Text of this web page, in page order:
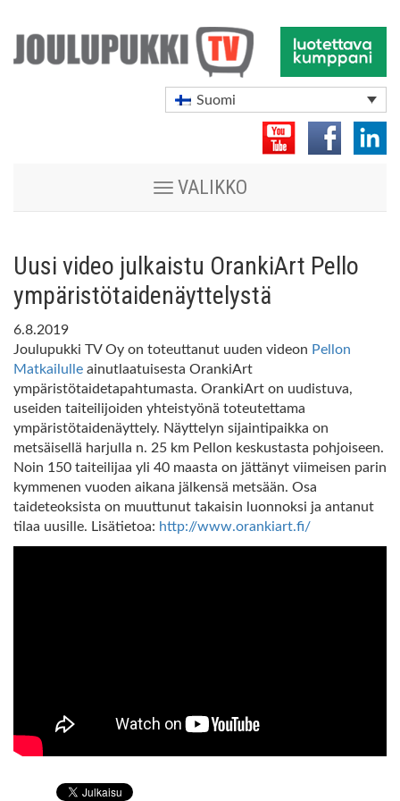
Suomi
VaihdaVALIKKO
Uusi video julkaistu OrankiArt Pello
ympäristötaidenäyttelystä
6.8.2019
Joulupukki TV Oy on toteuttanut uuden videon Pellon
Matkailulle ainutlaatuisesta OrankiArt
ympäristötaidetapahtumasta. OrankiArt on uudistuva,
useiden taiteilijoiden yhteistyönä toteutettama
ympäristötaidenäyttely. Näyttelyn sijaintipaikka on
metsäisellä harjulla n. 25 km Pellon keskustasta pohjoiseen.
Noin 150 taiteilijaa yli 40 maasta on jättänyt viimeisen parin
kymmenen vuoden aikana jälkensä metsään. Osa
taideteoksista on muuttunut takaisin luonnoksi ja antanut
tilaa uusille. Lisätietoa: http://www.orankiart.fi/